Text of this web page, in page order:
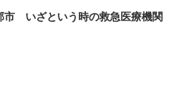
市 いざという時の救急医療機関